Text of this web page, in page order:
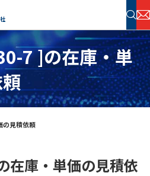
電子部品 在庫検索
7 ]の在庫・単
の見積依頼
在庫・単価の見積依